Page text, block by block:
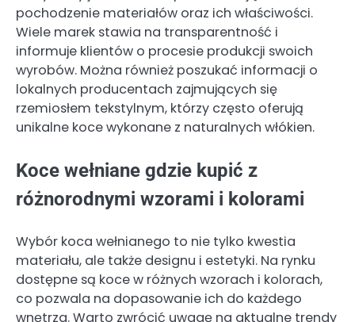
pochodzenie materiałów oraz ich właściwości.
Wiele marek stawia na transparentność i
informuje klientów o procesie produkcji swoich
wyrobów. Można również poszukać informacji o
lokalnych producentach zajmujących się
rzemiosłem tekstylnym, którzy często oferują
unikalne koce wykonane z naturalnych włókien.
Koce wełniane gdzie kupić z
różnorodnymi wzorami i kolorami
Wybór koca wełnianego to nie tylko kwestia
materiału, ale także designu i estetyki. Na rynku
dostępne są koce w różnych wzorach i kolorach,
co pozwala na dopasowanie ich do każdego
wnętrza. Warto zwrócić uwagę na aktualne trendy